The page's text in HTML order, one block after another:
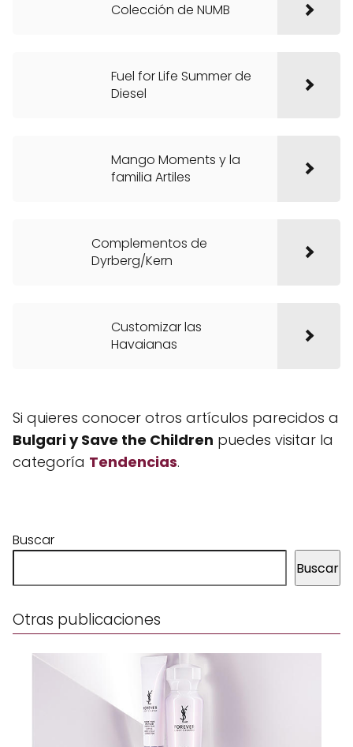
Colección de NUMB
Fuel for Life Summer de
Diesel
Mango Moments y la
familia Artiles
Complementos de
Dyrberg/Kern
Customizar las
Havaianas
Si quieres conocer otros artículos parecidos a
Bulgari y Save the Children puedes visitar la
categoría Tendencias.
Buscar
Buscar
Otras publicaciones